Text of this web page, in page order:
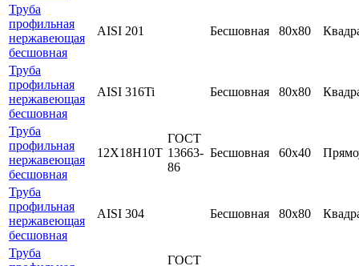
Труба
профильная
нержавеющая
бесшовная
AISI 201 Бесшовная 80х80
Труба
профильная
нержавеющая
бесшовная
AISI 316Ti Бесшовная 80х80
Труба
профильная
нержавеющая
бесшовная
12Х18Н10Т
ГОСТ
13663-
86
Бесшовная 60х40
Труба
профильная
нержавеющая
бесшовная
AISI 304 Бесшовная 80х80
Труба
ГОСТ